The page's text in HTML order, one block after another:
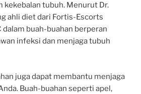
kekebalan tubuh. Menurut Dr.
ahli diet dari Fortis-Escorts
dalam buah-buahan berperan
infeksi dan menjaga tubuh
juga dapat membantu menjaga
Buah-buahan seperti apel,